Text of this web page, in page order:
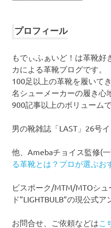
イ
プロフィール
もでぃふぁいど！は革靴
カによる革靴ブログです。
100足以上の革靴を履いて
名シューメーカーの履き心
900記事以上のボリューム
男の靴雑誌「LAST」26号イ
他、Amebaチョイス監修(
る革靴とは？プロが選ぶお
ビスポーク/MTM/MTOシュ
ド”LIGHTBULB”の現公式ア
お問合せ、ご依頼などは こ